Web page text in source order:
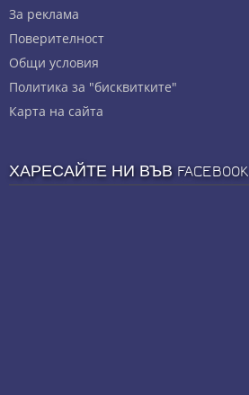
За реклама
Πoвepитeлнocт
Общи условия
Политика за "бисквитките"
Карта на сайта
ХАРЕСАЙТЕ НИ ВЪВ FACEBOOK